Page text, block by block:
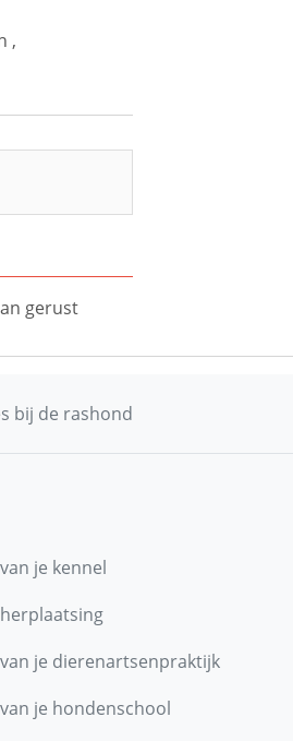
,
gerust
bij de rashond
je kennel
je dierenartsenpraktijk
je hondenschool